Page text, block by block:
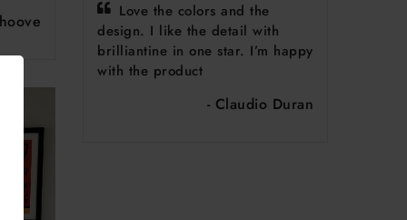
Love the colors and the
design. I like the detail with
brilliantine in one star. I’m happy
with the product
- Claudio Duran